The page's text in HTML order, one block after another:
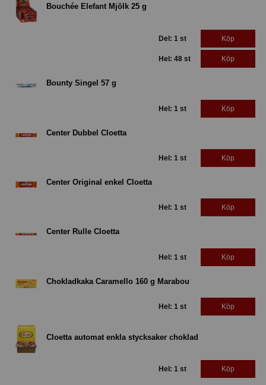
Bouchée Elefant Mjölk 25 g
Del: 1 st Köp
Hel: 48 st Köp
Bounty Singel 57 g
Hel: 1 st Köp
Center Dubbel Cloetta
Hel: 1 st Köp
Center Original enkel Cloetta
Hel: 1 st Köp
Center Rulle Cloetta
Hel: 1 st Köp
Chokladkaka Caramello 160 g Marabou
Hel: 1 st Köp
Cloetta automat enkla stycksaker choklad
Hel: 1 st Köp